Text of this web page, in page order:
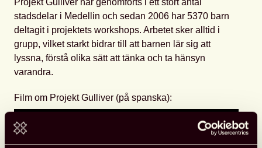
Projekt Gulliver har genomförts i ett stort antal
stadsdelar i Medellin och sedan 2006 har 5370 barn
deltagit i projektets workshops. Arbetet sker alltid i
grupp, vilket starkt bidrar till att barnen lär sig att
lyssna, förstå olika sätt att tänka och ta hänsyn
varandra.
Film om Projekt Gulliver (på spanska):